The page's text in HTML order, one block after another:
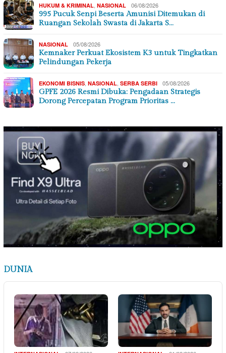
HUKUM & KRIMINAL NASIONAL 06/08/2026
995 Pucuk Senpi Beserta Amunisi Ditemukan di
Ruangan Sekolah Swasta di Jakarta S…
NASIONAL 05/08/2026
Kemnaker Perkuat Ekosistem K3 untuk Tingkatkan
Pelindungan Pekerja
EKONOMI BISNIS NASIONAL SERBA SERBI 05/08/2026
GPFE 2026 Resmi Dibuka: Pengadaan Strategis
Dorong Percepatan Program Prioritas …
DUNIA